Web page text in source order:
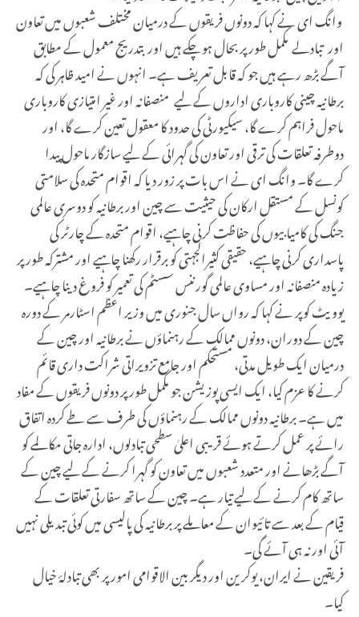
وانگ ای نے کہا کہ دونوں فریقوں کے درمیان مختلف شعبوں میں تعاون
اور تبادلے مکمل طور پر بحال ہو چکے ہیں اور بتدریج معمول کے مطابق
آگے بڑھ رہے ہیں جو کہ قابل تعریف ہے۔ انہوں نے امید ظاہر کی کہ
برطانیہ چینی کاروباری اداروں کے لیے منصفانہ اور غیر امتیازی کاروباری
ماحول فراہم کرے گا، سیکیورٹی کی حدود کا معقول تعین کرے گا، اور
دوطرفہ تعلقات کی ترقی اور تعاون کی گہرائی کے لیے سازگار ماحول پیدا
کرے گا۔ وانگ ای نے اس بات پر زور دیا کہ اقوام متحدہ کی سلامتی
کونسل کے مستقل ارکان کی حیثیت سے چین اور برطانیہ کو دوسری عالمی
جنگ کی کامیابیوں کی حفاظت کرنی چاہیے، اقوام متحدہ کے چارٹر کی
پاسداری کرنی چاہیے، حقیقی کثیرالجہتی کو برقرار رکھنا چاہیے اور مشترکہ طور پر
زیادہ منصفانہ اور مساوی عالمی گورننس سسٹم کی تعمیر کو فروغ دینا چاہیے۔
یوویٹ کوپر نے کہا کہ رواں سال جنوری میں وزیر اعظم اسٹارمر کے دورہ
چین کے دوران، دونوں ممالک کے رہنماؤں نے برطانیہ اور چین کے
درمیان ایک طویل مدتی، مستحکم اور جامع تزویراتی شراکت داری قائم
کرنے کا عزم کیا، ایک ایسی پوزیشن جو مکمل طور پر دونوں فریقوں کے مفاد
میں ہے۔ برطانیہ دونوں ممالک کے رہنماؤں کی طرف سے طے کردہ اتفاق
رائے پر عمل کرتے ہوئے قریبی اعلیٰ سطحی تبادلوں، ادارہ جاتی مکالمے کو
آگے بڑھانے اور متعدد شعبوں میں تعاون کو گہرا کرنے کے لیے چین کے
ساتھ کام کرنے کے لیے تیار ہے۔ چین کے ساتھ سفارتی تعلقات کے
قیام کے بعد سے تائیوان کے معاملے پر برطانیہ کی پالیسی میں کوئی تبدیلی نہیں
آئی اور نہ ہی آئے گی۔
فریقین نے ایران، یوکرین اور دیگر بین الاقوامی امور پر بھی تبادلۂ خیال
کیا۔